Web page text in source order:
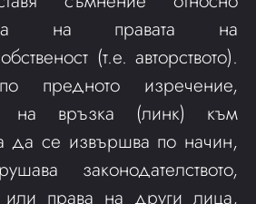
на правата на
(т.е. авторството).
предното изречение,
на връзка (линк) към
да се извършва по начин,
законодателството,
права на други лица,